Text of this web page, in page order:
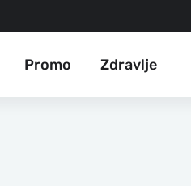
Promo Zdravlje